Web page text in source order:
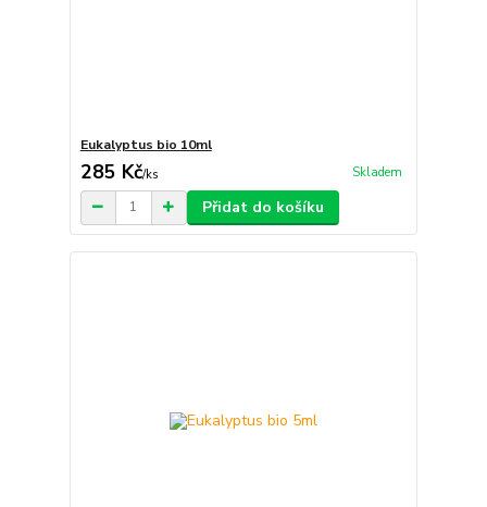
Eukalyptus bio 10ml
285 Kč/ks Skladem
Přidat do košíku